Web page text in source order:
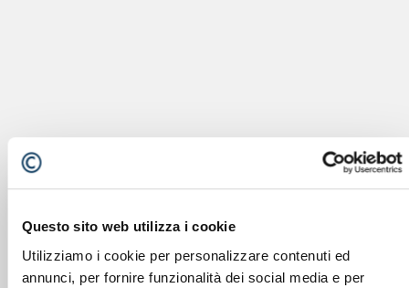
Questo sito web utilizza i cookie
Utilizziamo i cookie per personalizzare contenuti ed
annunci, per fornire funzionalità dei social media e per